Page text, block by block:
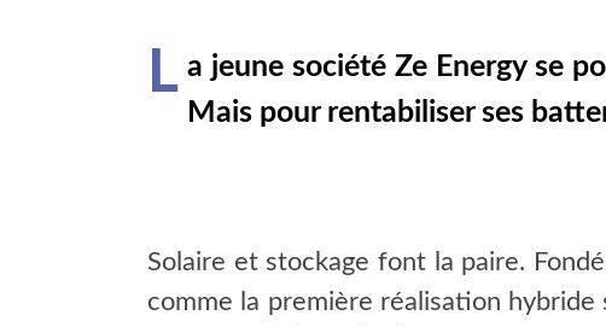
L a jeune société Ze Energy se
Mais pour rentabiliser ses
Solaire et stockage font la paire.
comme la première réalisation hybride